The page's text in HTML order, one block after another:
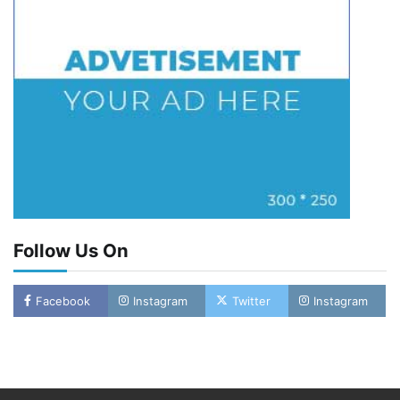
Follow Us On
Facebook Instagram Twitter Instagram